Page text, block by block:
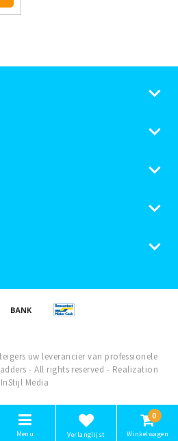
uw leverancier van professionele
- All rights reserved - Realization
InStijl Media
Menu Verlanglijst
0
Winkelwagen